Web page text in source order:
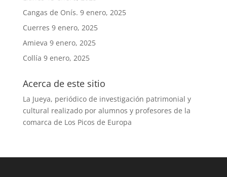
Cangas de Onís. 9 enero, 2025
Cuerres 9 enero, 2025
Amieva 9 enero, 2025
Collía 9 enero, 2025
Acerca de este sitio
La Jueya, periódico de investigación patrimonial y
cultural realizado por alumnos y profesores de la
comarca de Los Picos de Europa